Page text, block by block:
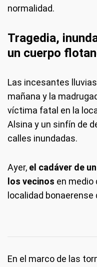
normalidad.
Tragedia,
un cuerpo
Las incesantes
mañana y la
víctima fatal en la
Alsina y un sinfín de
calles inundadas.
Ayer, el cadáver de
los vecinos en medio
localidad bonaerense
En el marco de las